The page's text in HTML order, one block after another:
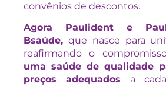
convênios de descontos.
Agora Paulident e
Bsaúde, que nasce para
reafirmando o
uma saúde de qualidade
preços adequados a